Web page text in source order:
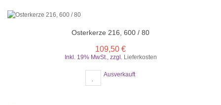
Osterkerze 216, 600 / 80
109,50 €
Inkl. 19% MwSt., zzgl. Lieferkosten
Ausverkauft